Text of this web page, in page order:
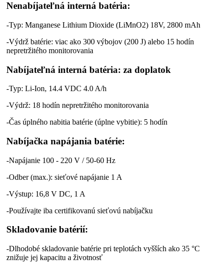
Nenabíjateľná interná batéria:
-Typ: Manganese Lithium Dioxide (LiMnO2) 18V, 2800 mAh
-Výdrž batérie: viac ako 300 výbojov (200 J) alebo 15 hodín
nepretržitého monitorovania
Nabíjateľná interná batéria: za doplatok
-Typ: Li-Ion, 14.4 VDC 4.0 A/h
-Výdrž: 18 hodín nepretržitého monitorovania
-Čas úplného nabitia batérie (úplne vybitie): 5 hodín
Nabíjačka napájania batérie:
-Napájanie 100 - 220 V / 50-60 Hz
-Odber (max.): sieťové napájanie 1 A
-Výstup: 16,8 V DC, 1 A
-Používajte iba certifikovanú sieťovú nabíjačku
Skladovanie batérií:
-Dlhodobé skladovanie batérie pri teplotách vyšších ako 35 °C
znižuje jej kapacitu a životnosť